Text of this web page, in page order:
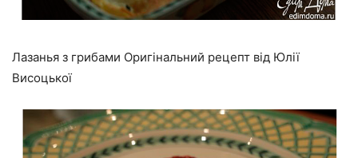
Лазанья з грибами Оригінальний рецепт від Юлії
Висоцької